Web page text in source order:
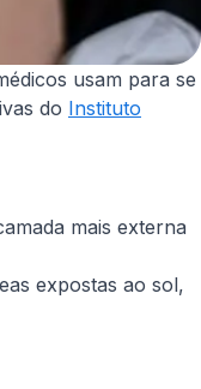
usam para se
do Instituto
mais externa
expostas ao sol,